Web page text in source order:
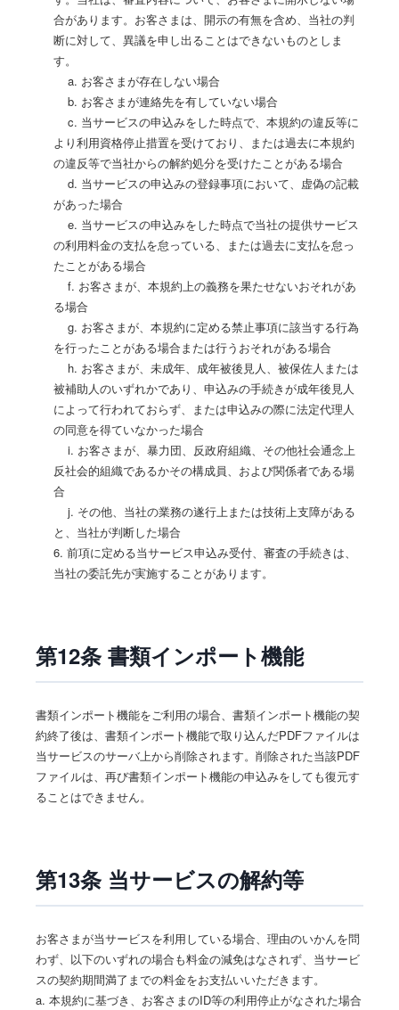
合があります。お客さまは、開示の有無を含め、当社の判
断に対して、異議を申し出ることはできないものとしま
す。
a. お客さまが存在しない場合
b. お客さまが連絡先を有していない場合
c. 当サービスの申込みをした時点で、本規約の違反等に
より利用資格停止措置を受けており、または過去に本規約
の違反等で当社からの解約処分を受けたことがある場合
d. 当サービスの申込みの登録事項において、虚偽の記載
があった場合
e. 当サービスの申込みをした時点で当社の提供サービス
の利用料金の支払を怠っている、または過去に支払を怠っ
たことがある場合
f. お客さまが、本規約上の義務を果たせないおそれがあ
る場合
g. お客さまが、本規約に定める禁止事項に該当する行為
を行ったことがある場合または行うおそれがある場合
h. お客さまが、未成年、成年被後見人、被保佐人または
被補助人のいずれかであり、申込みの手続きが成年後見人
によって行われておらず、または申込みの際に法定代理人
の同意を得ていなかった場合
i. お客さまが、暴力団、反政府組織、その他社会通念上
反社会的組織であるかその構成員、および関係者である場
合
j. その他、当社の業務の遂行上または技術上支障がある
と、当社が判断した場合
6. 前項に定める当サービス申込み受付、審査の手続きは、
当社の委託先が実施することがあります。
第12条 書類インポート機能
書類インポート機能をご利用の場合、書類インポート機能の契
約終了後は、書類インポート機能で取り込んだPDFファイルは
当サービスのサーバ上から削除されます。削除された当該PDF
ファイルは、再び書類インポート機能の申込みをしても復元す
ることはできません。
第13条 当サービスの解約等
お客さまが当サービスを利用している場合、理由のいかんを問
わず、以下のいずれの場合も料金の減免はなされず、当サービ
スの契約期間満了までの料金をお支払いいただきます。
a. 本規約に基づき、お客さまのID等の利用停止がなされた場合